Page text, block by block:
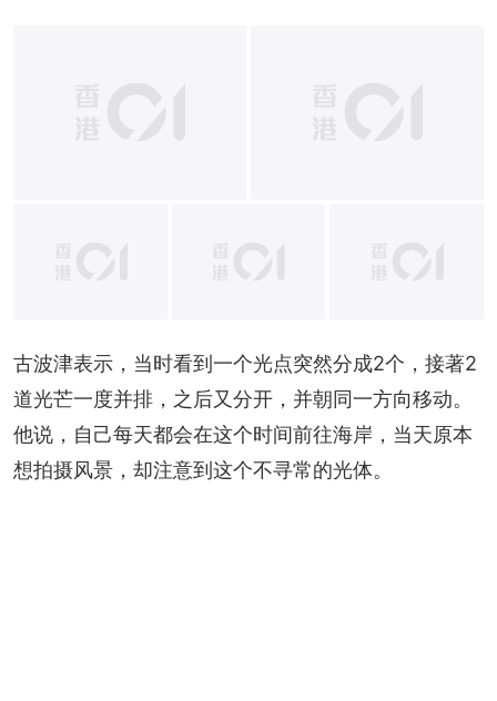
+ 4
古波津表示，当时看到一个光点突然分成2个，接著2
道光芒一度并排，之后又分开，并朝同一方向移动。
他说，自己每天都会在这个时间前往海岸，当天原本
想拍摄风景，却注意到这个不寻常的光体。